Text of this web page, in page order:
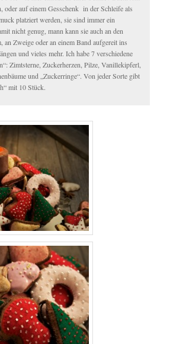
oder auf einem Gesschenk in der Schleife als
platziert werden, sie sind immer ein
nicht genug, mann kann sie auch an den
an Zweige oder an einem Band aufgereit ins
und vieles mehr. Ich habe 7 verschiedene
Zimtsterne, Zuckerherzen, Pilze, Vanillekipferl,
und „Zuckerringe“. Von jeder Sorte gibt
mit 10 Stück.